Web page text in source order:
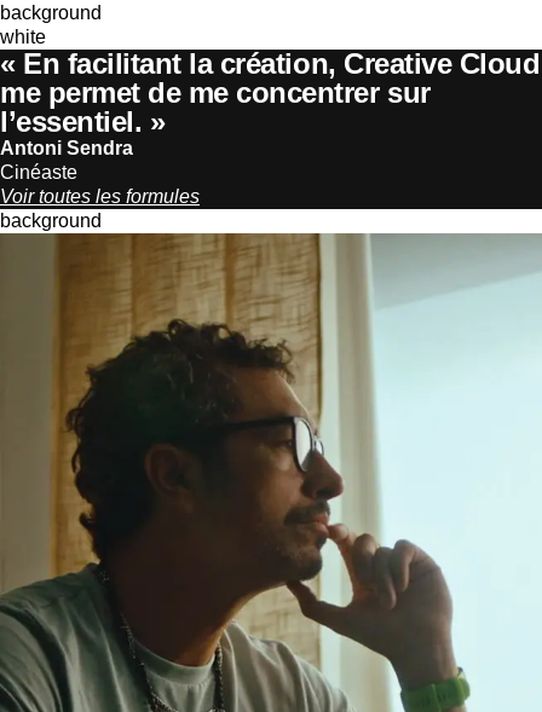
background
white
« En facilitant la création, Creative Cloud
me permet de me concentrer sur
l’essentiel. »
Antoni Sendra
Cinéaste
Voir toutes les formules
background